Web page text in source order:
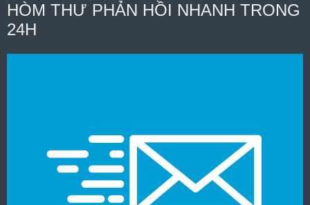
HÒM THƯ PHẢN HỒI NHANH TRONG
24H